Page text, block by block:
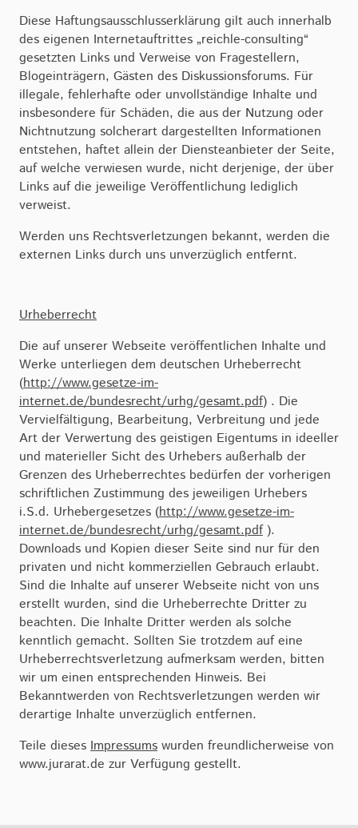
Diese Haftungsausschlusserklärung gilt auch innerhalb
des eigenen Internetauftrittes „reichle-consulting“
gesetzten Links und Verweise von Fragestellern,
Blogeinträgern, Gästen des Diskussionsforums. Für
illegale, fehlerhafte oder unvollständige Inhalte und
insbesondere für Schäden, die aus der Nutzung oder
Nichtnutzung solcherart dargestellten Informationen
entstehen, haftet allein der Diensteanbieter der Seite,
auf welche verwiesen wurde, nicht derjenige, der über
Links auf die jeweilige Veröffentlichung lediglich
verweist.
Werden uns Rechtsverletzungen bekannt, werden die
externen Links durch uns unverzüglich entfernt.
Urheberrecht
Die auf unserer Webseite veröffentlichen Inhalte und
Werke unterliegen dem deutschen Urheberrecht
(http://www.gesetze-im-
internet.de/bundesrecht/urhg/gesamt.pdf) . Die
Vervielfältigung, Bearbeitung, Verbreitung und jede
Art der Verwertung des geistigen Eigentums in ideeller
und materieller Sicht des Urhebers außerhalb der
Grenzen des Urheberrechtes bedürfen der vorherigen
schriftlichen Zustimmung des jeweiligen Urhebers
i.S.d. Urhebergesetzes (http://www.gesetze-im-
internet.de/bundesrecht/urhg/gesamt.pdf).
Downloads und Kopien dieser Seite sind nur für den
privaten und nicht kommerziellen Gebrauch erlaubt.
Sind die Inhalte auf unserer Webseite nicht von uns
erstellt wurden, sind die Urheberrechte Dritter zu
beachten. Die Inhalte Dritter werden als solche
kenntlich gemacht. Sollten Sie trotzdem auf eine
Urheberrechtsverletzung aufmerksam werden, bitten
wir um einen entsprechenden Hinweis. Bei
Bekanntwerden von Rechtsverletzungen werden wir
derartige Inhalte unverzüglich entfernen.
Teile dieses Impressums wurden freundlicherweise von
www.jurarat.de zur Verfügung gestellt.